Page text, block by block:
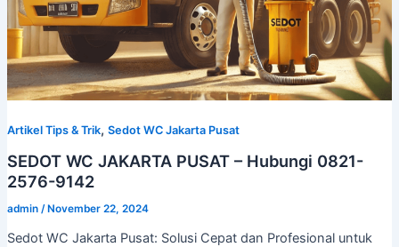
Artikel Tips & Trik, Sedot WC Jakarta Pusat
SEDOT WC JAKARTA PUSAT – Hubungi 0821-
2576-9142
admin / November 22, 2024
Sedot WC Jakarta Pusat: Solusi Cepat dan Profesional untuk